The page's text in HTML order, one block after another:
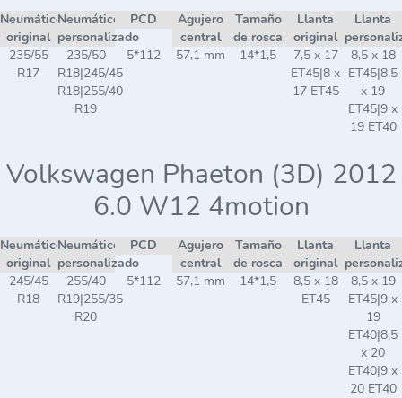
Neumático
original
Neumático
personalizado
PCD
Agujero
central
Tamaño
de rosca
Llanta
original
Llanta
235/55
R17
235/50
R18|245/45
R18|255/40
R19
5*112 57,1 mm 14*1,5
7,5 x 17
ET45|8 x
17 ET45
8,5 x 18
ET45|8,5
x 19
ET45|9 x
19 ET40
Volkswagen Phaeton (3D) 2012
6.0 W12 4motion
Neumático
original
Neumático
personalizado
PCD
Agujero
central
Tamaño
de rosca
Llanta
original
Llanta
245/45
R18
255/40
R19|255/35
R20
5*112 57,1 mm 14*1,5
8,5 x 18
ET45
8,5 x 19
ET45|9 x
19
ET40|8,5
x 20
ET40|9 x
20 ET40